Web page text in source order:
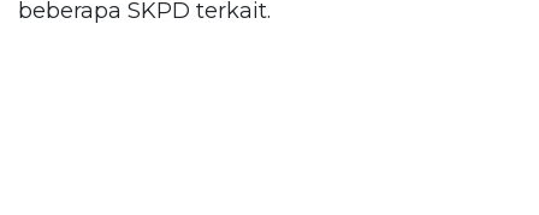
beberapa SKPD terkait.